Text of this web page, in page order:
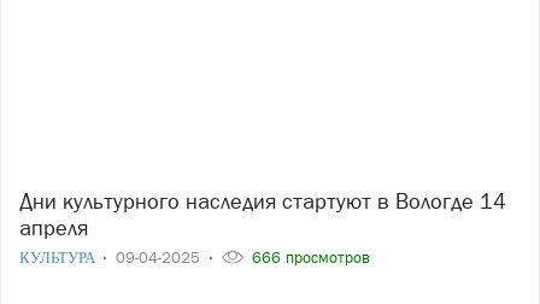
Дни культурного наследия стартуют в Вологде 14
апреля
КУЛЬТУРА 09-04-2025 666 просмотров